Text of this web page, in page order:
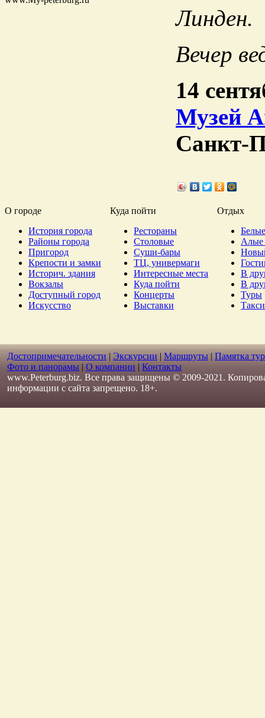
Линден.
Вечер
14
Музей
Санкт-
О городе Куда пойти
Отдых
История города
Районы города
Пригород
Крепости и замки
Историч. здания
Вокзалы
Доступный город
Искусство
Рестораны
Столовые
Суши-бары
ТЦ, универмаги
Интересные места
Куда пойти
Концерты
Выставки
Алые
В
В
Туры
Такси
Достопримечательности | Экскурсии | Маршруты | Памятка
Фото и панорамы | О компании | Контакты
www.Peterburg.biz. Все права защищены © 2009-2021.
информации с сайта запрещено. 18+.